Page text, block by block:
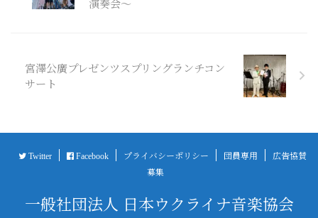
演奏会～
宮澤公廣プレゼンツスプリングランチコン
サート
Twitter Facebook プライバシーポリシー 団員専用
広告協賛
募集
一般社団法人 日本ウクライナ音楽協会